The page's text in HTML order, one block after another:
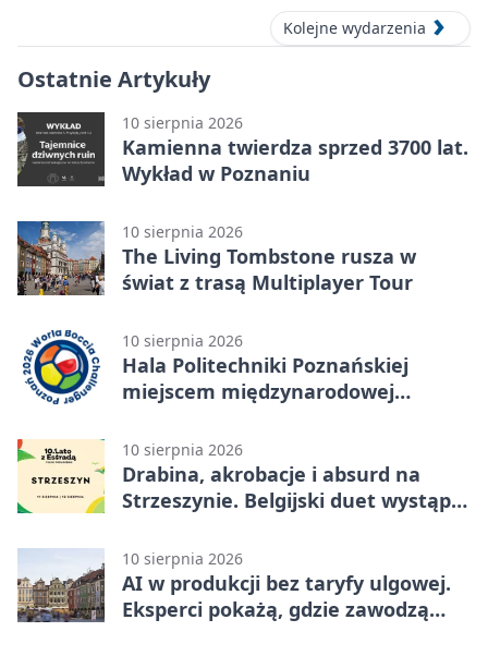
Kolejne wydarzenia
Ostatnie Artykuły
10 sierpnia 2026
Kamienna twierdza sprzed 3700 lat.
Wykład w Poznaniu
10 sierpnia 2026
The Living Tombstone rusza w
świat z trasą Multiplayer Tour
10 sierpnia 2026
Hala Politechniki Poznańskiej
miejscem międzynarodowej
10 sierpnia 2026
Drabina, akrobacje i absurd na
Strzeszynie. Belgijski duet wystąpi
10 sierpnia 2026
AI w produkcji bez taryfy ulgowej.
Eksperci pokażą, gdzie zawodzą